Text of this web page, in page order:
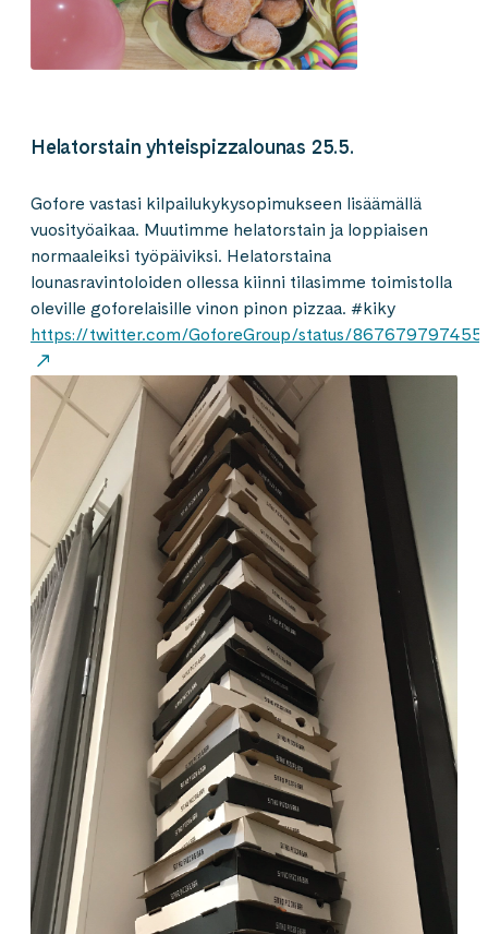
Helatorstain yhteispizzalounas 25.5.
Gofore vastasi kilpailukykysopimukseen lisäämällä
vuosityöaikaa. Muutimme helatorstain ja loppiaisen
normaaleiksi työpäiviksi. Helatorstaina
lounasravintoloiden ollessa kiinni tilasimme toimistolla
oleville goforelaisille vinon pinon pizzaa. #kiky
https://twitter.com/GoforeGroup/status/